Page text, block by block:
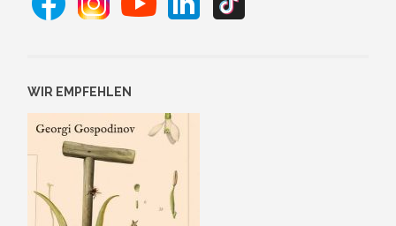
WIR EMPFEHLEN